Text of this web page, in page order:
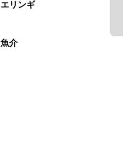
エリンギ
魚介